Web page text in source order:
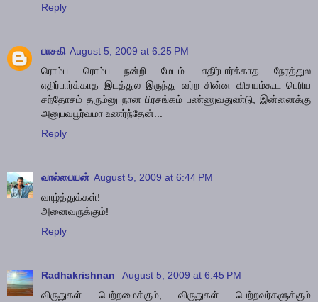
Reply
பாசகி August 5, 2009 at 6:25 PM
ரொம்ப ரொம்ப நன்றி மேடம். எதிர்பார்க்காத நேரத்துல
எதிர்பார்க்காத இடத்துல இருந்து வர்ற சின்ன விசயம்கூட பெரிய
சந்தோசம் தரும்னு நான பிரசங்கம் பண்ணுவதுண்டு, இன்னைக்கு
அனுபவபூர்வமா உணர்ந்தேன்...
Reply
வால்பையன் August 5, 2009 at 6:44 PM
வாழ்த்துக்கள்!
அனைவருக்கும்!
Reply
Radhakrishnan
August 5, 2009 at 6:45 PM
விருதுகள் பெற்றமைக்கும், விருதுகள் பெற்றவர்களுக்கும்